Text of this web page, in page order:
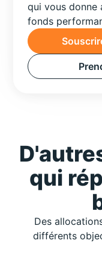
qui vous donne
fonds
qui
Des
différents